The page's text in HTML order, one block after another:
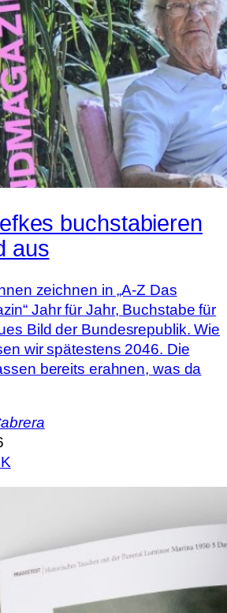
buchstabieren
aus
zeichnen in „A-Z Das
Jahr für Jahr, Buchstabe für
Bild der Bundesrepublik. Wie
wir spätestens 2046. Die
bereits erahnen, was da